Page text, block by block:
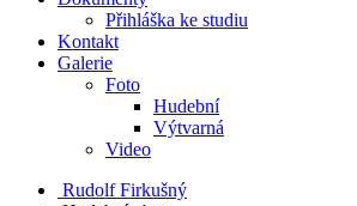
Přihláška ke studiu
Kontakt
Galerie
Foto
Hudební
Výtvarná
Video
Rudolf Firkušný